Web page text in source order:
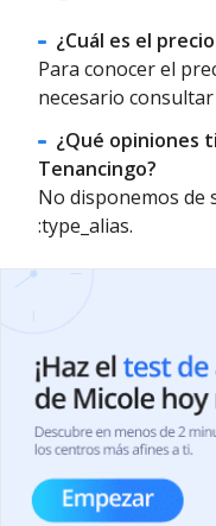
¿Cuál es el
Para conocer el
necesario
¿Qué opiniones
Tenancingo?
No disponemos de
:type_alias.